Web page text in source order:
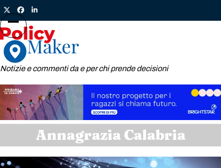
Skip
to
content
TwitterFacebook
LinkedIn
Notizie e commenti da e per chi prende decisioni
Open
mobile
menu
Close
mobile
menu
Annagrazia Calabria